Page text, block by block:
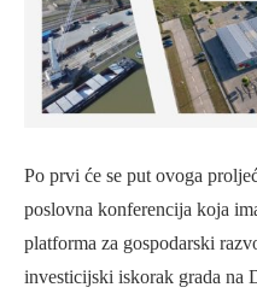
Po prvi će se put ovoga
poslovna konferencija koja
platforma za gospodarski
investicijski iskorak grada na